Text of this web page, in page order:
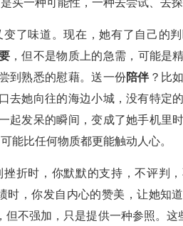
买一种可能性，一种去尝试、去探
了味道。现在，她有了自己的
，但不是物质上的急需，可能是
到熟悉的慰藉。送一份陪伴 ？比
去她向往的海边小城，没有特定
起发呆的瞬间，变成了她手机里
能比任何物质都更能触动人心。
折时，你默默的支持，不评判
时，你发自内心的赞美，让她知
不强加，只是提供一种参照。这